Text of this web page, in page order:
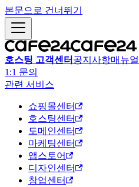
본문으로 건너뛰기
호스팅 고객센터 공지사항매뉴얼
1:1 문의
관련 서비스
쇼핑몰센터
호스팅센터
도메인센터
마케팅센터
앱스토어
디자인센터
창업센터